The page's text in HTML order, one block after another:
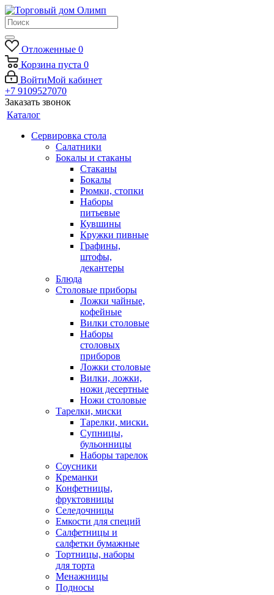
Отложенные 0
Корзина пуста 0
ВойтиМой кабинет
+7 9109527070
Заказать звонок
Каталог
Сервировка стола
Салатники
Бокалы и стаканы
Стаканы
Бокалы
Рюмки, стопки
Наборы
питьевые
Кувшины
Кружки пивные
Графины,
штофы,
декантеры
Блюда
Столовые приборы
Ложки чайные,
кофейные
Вилки столовые
Наборы
столовых
приборов
Ложки столовые
Вилки, ложки,
ножи десертные
Ножи столовые
Тарелки, миски
Тарелки, миски.
Супницы,
бульонницы
Наборы тарелок
Соусники
Креманки
Конфетницы,
фруктовницы
Селедочницы
Емкости для специй
Салфетницы и
салфетки бумажные
Тортницы, наборы
для торта
Менажницы
Подносы